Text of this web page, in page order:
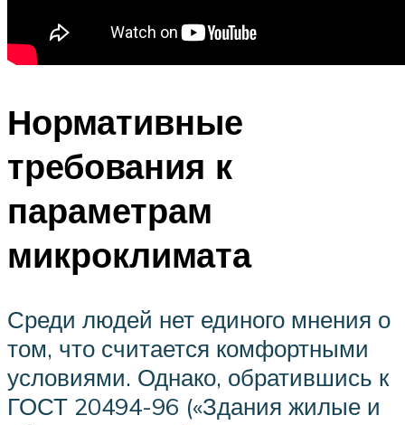
Нормативные
требования к
параметрам
микроклимата
Среди людей нет единого мнения о
том, что считается комфортными
условиями. Однако, обратившись к
ГОСТ 20494-96 («Здания жилые и